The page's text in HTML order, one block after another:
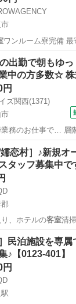
ワンルーム寮完備 最
客室
出勤で朝もゆ
中の方多数☆
円
ズ関西(1371)
務のお仕事で… 層
◇客室清掃ス
嬬恋村］♪新規オ
タッフ募集中
、ホテルの客室清
スタッフ
民泊施設を専
♪【0123-401】
円